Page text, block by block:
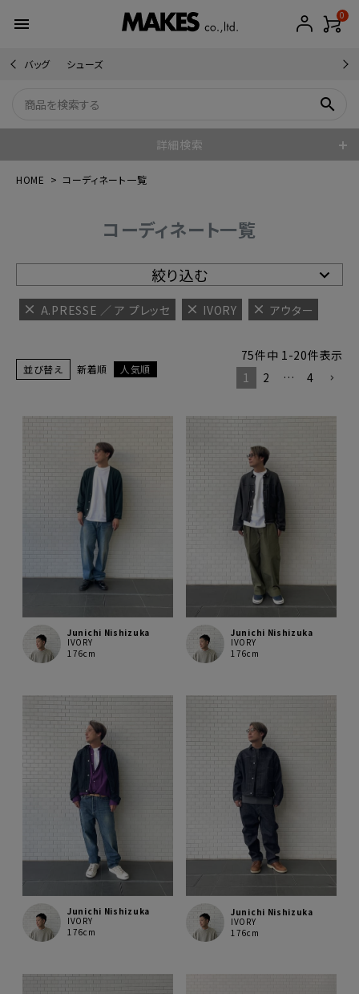
menu 0
バッグ シューズ
search
詳細検索
HOME コーディネート一覧
コーディネート一覧
絞り込む
A.PRESSE ／ ア プレッセ IVORY アウター
並び替え 新着順 人気順
75件中 1-20件表示
1
2 … 4
Junichi Nishizuka
IVORY
176cm
Junichi Nishizuka
IVORY
176cm
Junichi Nishizuka
IVORY
176cm
Junichi Nishizuka
IVORY
176cm